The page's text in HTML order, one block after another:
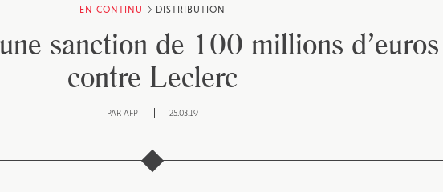
EN CONTINU DISTRIBUTION
sanction de 100 millions d’euros
contre Leclerc
PAR AFP 25.03.19